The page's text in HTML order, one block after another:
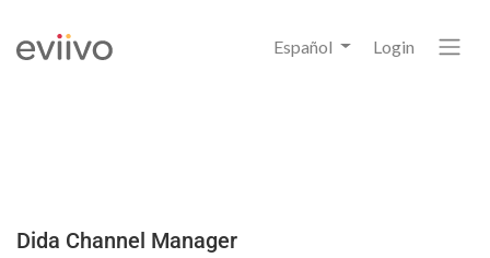
Español Login
Dida Channel Manager